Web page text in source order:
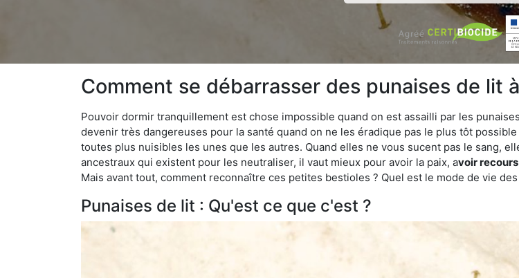
Comment se débarrasser des punaises de lit
Pouvoir dormir tranquillement est chose impossible quand on est assailli par les
devenir très dangereuses pour la santé quand on ne les éradique pas le plus tôt
toutes plus nuisibles les unes que les autres. Quand elles ne vous sucent pas le sang,
ancestraux qui existent pour les neutraliser, il vaut mieux pour avoir la paix, avoir
Mais avant tout, comment reconnaître ces petites bestioles ? Quel est le mode de vie
Punaises de lit : Qu'est ce que c'est ?